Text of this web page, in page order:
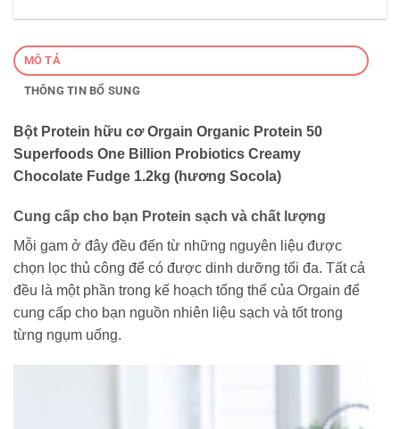
MÔ TẢ
THÔNG TIN BỔ SUNG
Bột Protein hữu cơ Orgain Organic Protein 50
Superfoods One Billion Probiotics Creamy
Chocolate Fudge 1.2kg (hương Socola)
Cung cấp cho bạn Protein sạch và chất lượng
Mỗi gam ở đây đều đến từ những nguyên liệu được
chọn lọc thủ công để có được dinh dưỡng tối đa. Tất cả
đều là một phần trong kế hoạch tổng thể của Orgain để
cung cấp cho bạn nguồn nhiên liệu sạch và tốt trong
từng ngụm uống.